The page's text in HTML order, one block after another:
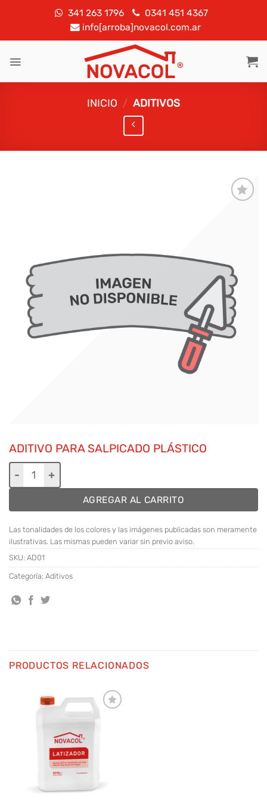
341 263 1796
0341 451 4367
info[arroba]novacol.com.ar
INICIO / ADITIVOS
ADITIVO PARA SALPICADO PLÁSTICO
Aditivo para salpicado plástico cantidad
AGREGAR AL CARRITO
Las tonalidades de los colores y las imágenes publicadas son meramente
ilustrativas. Las mismas pueden variar sin previo aviso.
SKU: AD01
Categoría: Aditivos
PRODUCTOS RELACIONADOS